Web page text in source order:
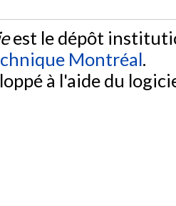
est le dépôt
Montréal.
à l'aide du